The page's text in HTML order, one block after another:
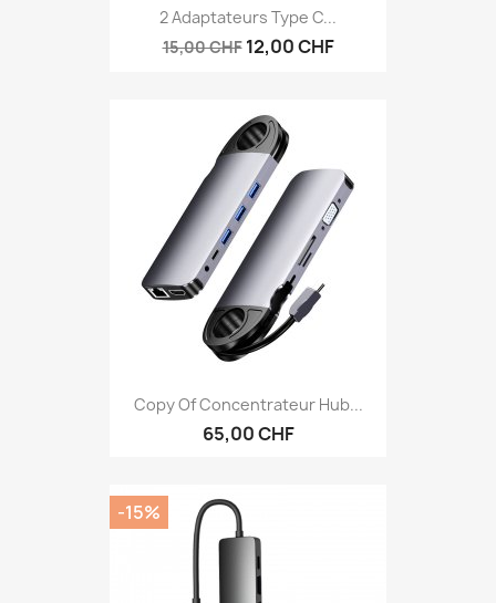
2 Adaptateurs Type C...
15,00 CHF 12,00 CHF
Copy Of Concentrateur Hub...
65,00 CHF
-15%